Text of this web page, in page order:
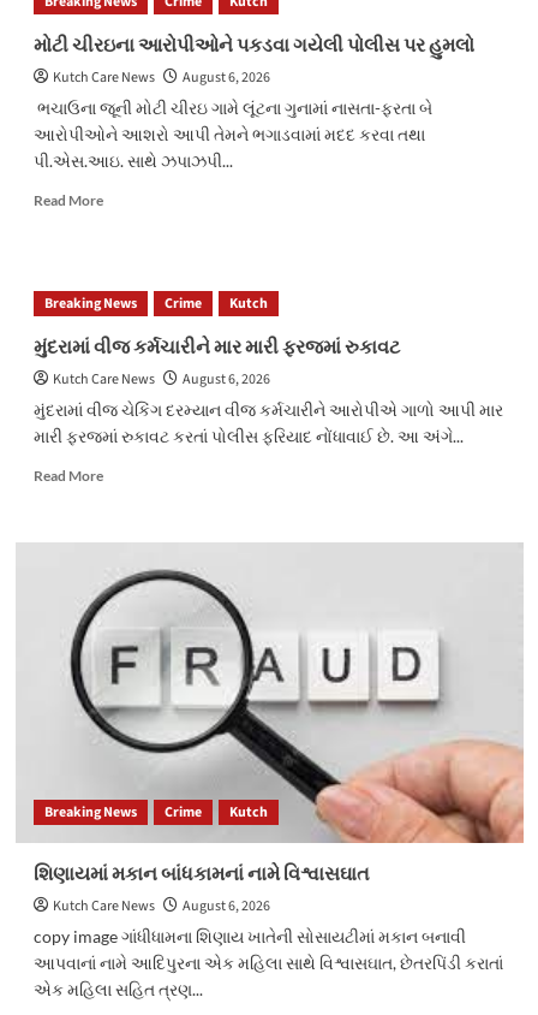
પાકિસ્તાની
આયાતનો
ખેલ!
કંડલા
બંદરે
13
કન્ટેનર
માલ
મોટી ચીરઇના આરોપીઓને પકડવા ગયેલી પોલીસ પર હુમલો
Kutch Care News
August 6, 2026
ભચાઉના જૂની મોટી ચીરઇ ગામે લૂંટના ગુનામાં નાસતા-ફરતા બે
આરોપીઓને આશરો આપી તેમને ભગાડવામાં મદદ કરવા તથા
પી.એસ.આઇ. સાથે ઝપાઝપી...
Read MoreRead
ચીરઇના
આરોપીઓને
પકડવા
ગયેલી
પોલીસ
પર
હુમલો
Breaking News Crime Kutch
મુંદરામાં વીજ કર્મચારીને માર મારી ફરજમાં રુકાવટ
Kutch Care News
August 6, 2026
મુંદરામાં વીજ ચેકિંગ દરમ્યાન વીજ કર્મચારીને આરોપીએ ગાળો આપી માર
મારી ફરજમાં રુકાવટ કરતાં પોલીસ ફરિયાદ નોંધાવાઈ છે. આ અંગે...
Read MoreRead
મુંદરામાં
કર્મચારીને
માર
ફરજમાં
રુકાવટ
Breaking News Crime Kutch
શિણાયમાં મકાન બાંધકામનાં નામે વિશ્વાસઘાત
Kutch Care News
August 6, 2026
copy image ગાંધીધામના શિણાય ખાતેની સોસાયટીમાં મકાન બનાવી
આપવાનાં નામે આદિપુરના એક મહિલા સાથે વિશ્વાસઘાત, છેતરપિંડી કરાતાં
એક મહિલા સહિત ત્રણ...